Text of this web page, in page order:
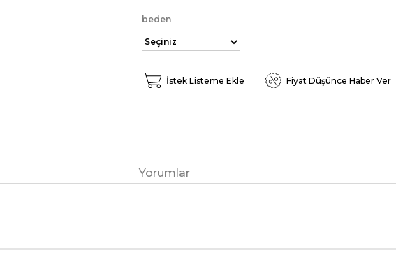
beden
İstek Listeme Ekle Fiyat Düşünce Haber Ver
Yorumlar